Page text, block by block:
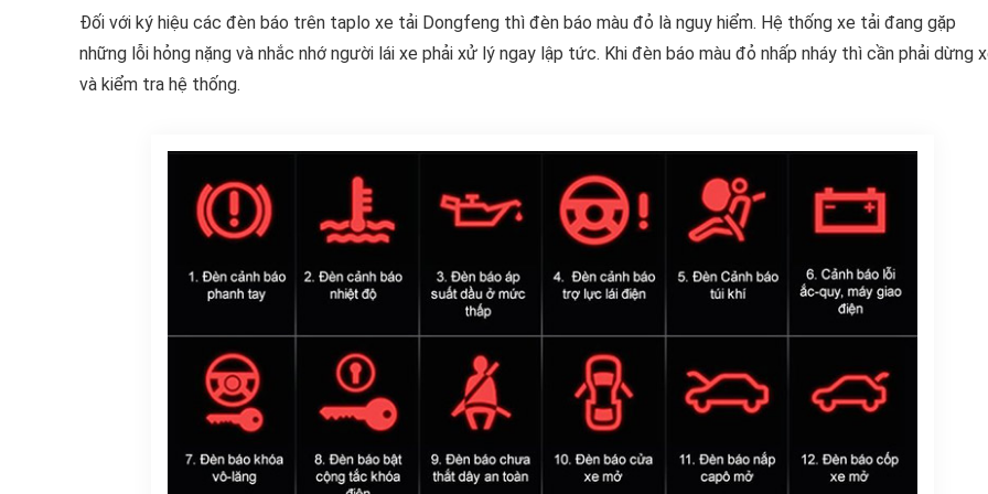
Đối với ký hiệu các đèn báo trên taplo xe tải Dongfeng thì đèn báo màu đỏ là nguy hiểm. Hệ thống xe tải đang gặp
những lỗi hỏng nặng và nhắc nhớ người lái xe phải xử lý ngay lập tức. Khi đèn báo màu đỏ nhấp nháy thì cần phải dừng
và kiểm tra hệ thống.